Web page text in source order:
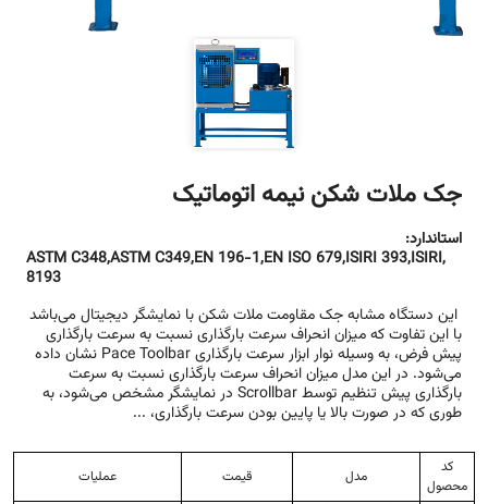
جک ملات شکن نیمه اتوماتیک
استاندارد:
,ASTM C348,ASTM C349,EN 196-1,EN ISO 679,ISIRI 393,ISIRI
8193
این دستگاه مشابه جک مقاومت ملات شکن با نمایشگر دیجیتال می‌باشد
با این تفاوت که میزان انحراف سرعت بارگذاری نسبت به سرعت بارگذاری
پیش فرض، به وسیله نوار ابزار سرعت بارگذاری Pace Toolbar نشان داده
می‌شود. ‌‌در این مدل میزان انحراف سرعت بارگذاری نسبت به سرعت
بارگذاری پیش تنظیم توسط Scrollbar در نمایشگر مشخص می‌شود، به
طوری که در صورت بالا یا پایین بودن سرعت بارگذاری، ...
کد
محصول
مدل قیمت عملیات